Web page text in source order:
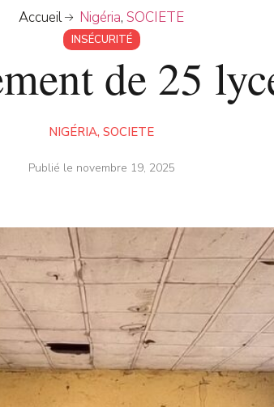
Accueil Nigéria,SOCIETE
INSÉCURITÉ
de 25
NIGÉRIA, SOCIETE
Publié le novembre 19, 2025